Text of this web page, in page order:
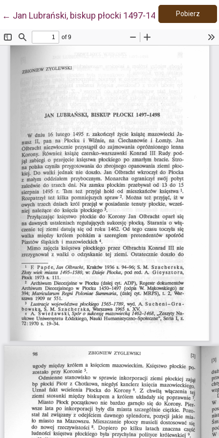
← Wróć do szczegółów artykułu
Jan Lubrański, biskup płocki 1497-1498 Pobierz